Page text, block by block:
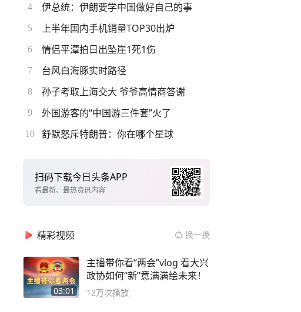
4 伊总统：伊朗要学中国做好自己的事
5 上半年国内手机销量TOP30出炉
6 情侣平潭拍日出坠崖1死1伤
7 台风白海豚实时路径
8 孙子考取上海交大 爷爷高情商答谢
9 外国游客的“中国游三件套”火了
10 舒默怒斥特朗普：你在哪个星球
扫码下载今日头条APP
看最新、最热资讯内容
精彩视频 换一换
03:01
主播带你看“两会”vlog 看大兴
政协如何“新”意满满绘未来！
12万次播放